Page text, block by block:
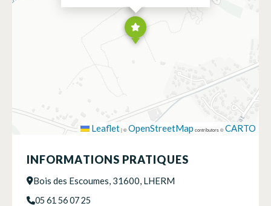
Leaflet|©OpenStreetMap contributors ©CARTO
INFORMATIONS PRATIQUES
Bois des Escoumes, 31600, LHERM
05 61 56 07 25